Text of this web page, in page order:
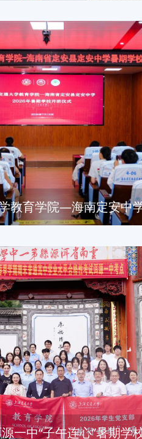
教育学院—海南定安中
一中“子午连心”暑期学